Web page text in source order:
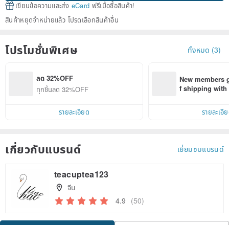
เขียนข้อความและส่ง eCard ฟรีเมื่อซื้อสินค้า!
สินค้าหยุดจำหน่ายแล้ว โปรดเลือกสินค้าอื่น
โปรโมชั่นพิเศษ ทั้งหมด (3)
ลด 32%OFF
ทุกชิ้นลด 32%OFF
รายละเอียด
New members
f shipping
within 7 days!
รายละเอี
เกี่ยวกับแบรนด์ เยี่ยมชมแบรนด์
teacuptea123
จีน
4.9 (50)